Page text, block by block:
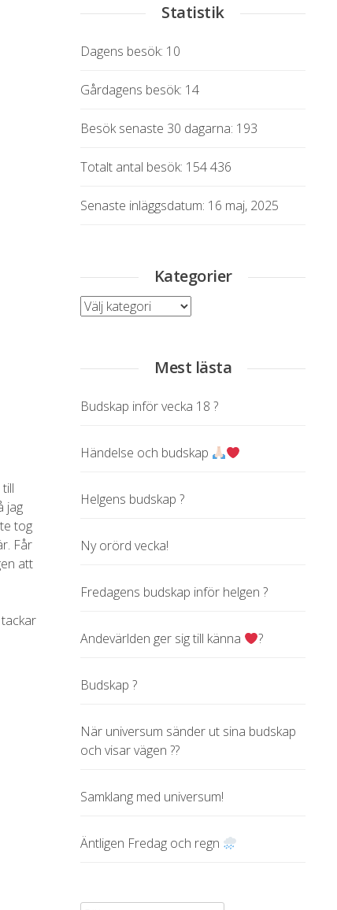
jag
tog
Får
att
Statistik
Dagens besök: 10
Gårdagens besök: 14
Besök senaste 30 dagarna: 193
Totalt antal besök: 154 436
Senaste inläggsdatum: 16 maj, 2025
Kategorier
Kategorier
Mest lästa
Budskap inför vecka 18 ?
Händelse och budskap
Helgens budskap ?
Ny orörd vecka!
Fredagens budskap inför helgen ?
Andevärlden ger sig till känna ?
Budskap ?
När universum sänder ut sina budskap
och visar vägen ??
Samklang med universum!
Äntligen Fredag och regn